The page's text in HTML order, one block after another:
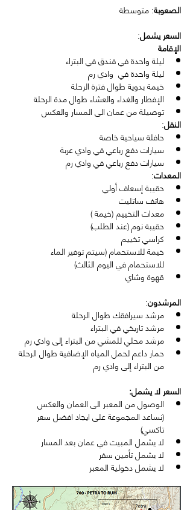
الصعوبة: متوسطة
السعر يشمل:
الإقامة
ليلة واحدة في فندق في البتراء
ليلة واحدة في  وادي رم
خيمة بدوية طوال فترة الرحلة
الإفطار والغداء والعشاء طوال مدة الرحلة
توصيلة من عمان الى المسار والعكس
النقل:
حافلة سياحية خاصة
سيارات دفع رباعي في وادي عربة
سيارات دفع رباعي في وادي رم
المعدات:
حقيبة إسعاف أولي
هاتف ساتليت
معدات التخييم (خيمة )
حقيبة نوم (عند الطلب)
كراسي تخييم
خيمة للاستحمام (سيتم توفير الماء
للاستحمام في اليوم الثالث)
قهوة وشاي
المرشدون:
مرشد سيرافقك طوال الرحلة
مرشد تاريخي في البتراء
مرشد محلي للمشي من البتراء إلى وادي رم
حمار داعم لحمل المياه الإضافية طوال الرحلة
من البتراء إلى وادي رم
السعر لا يشمل:
الوصول من المعبر الى العمان والعكس
(نساعد المجموعة على ايجاد افضل سعر
تاكسي)
لا يشمل المبيت في عمان بعد المسار
لا يشمل تأمين سفر
لا يشمل دخولية المعبر